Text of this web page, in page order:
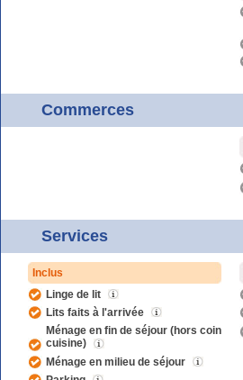
Commerces
Services
Inclus
Linge de lit
Lits faits à l'arrivée
Ménage en fin de séjour (hors coin
cuisine)
Ménage en milieu de séjour